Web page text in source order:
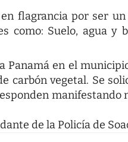
flagrancia por ser
como: Suelo, agua
Panamá en el
carbón vegetal. Se
de la Policía de